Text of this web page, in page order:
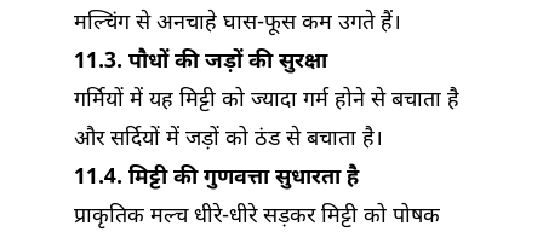
मल्चिंग से अनचाहे घास-फूस कम उगते हैं।
11.3. पौधों की जड़ों की सुरक्षा
गर्मियों में यह मिट्टी को ज्यादा गर्म होने से बचाता है
और सर्दियों में जड़ों को ठंड से बचाता है।
11.4. मिट्टी की गुणवत्ता सुधारता है
प्राकृतिक मल्च धीरे-धीरे सड़कर मिट्टी को पोषक